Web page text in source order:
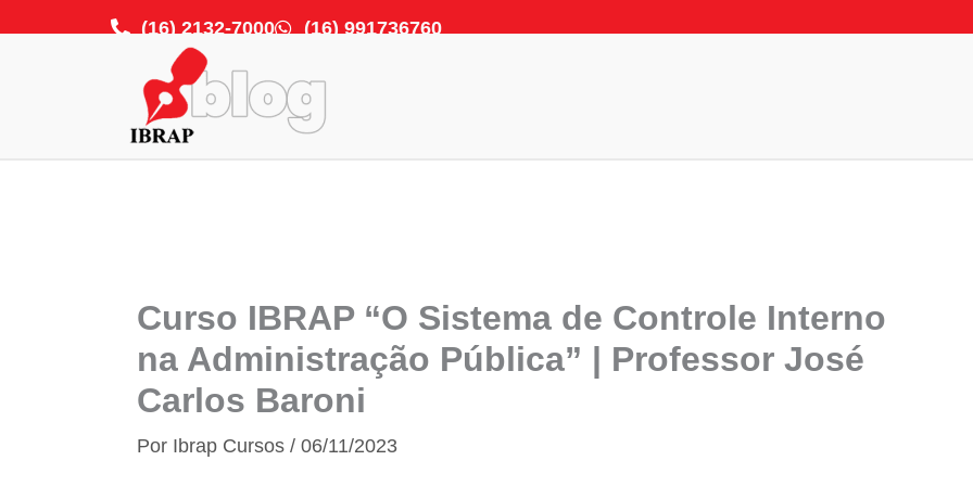
(16) 2132-7000 (16) 991736760
Curso IBRAP “O Sistema de Controle Interno
na Administração Pública” | Professor José
Carlos Baroni
Por Ibrap Cursos / 06/11/2023